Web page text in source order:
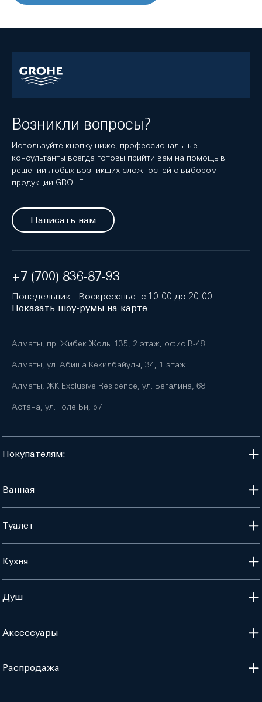
Возникли вопросы?
Используйте кнопку ниже, профессиональные
консультанты всегда готовы прийти вам на помощь в
решении любых возникших сложностей с выбором
продукции GROHE
Написать нам
+7 (700) 836-87-93
Понедельник - Воскресенье: с 10:00 до 20:00
Показать шоу-румы на карте
Алматы, пр. Жибек Жолы 135, 2 этаж, офис B-48
Алматы, ул. Абиша Кекилбайулы, 34, 1 этаж
Алматы, ЖК Exclusive Residence, ул. Бегалина, 68
Астана, ул. Толе Би, 57
Покупателям:
Ванная
Туалет
Кухня
Душ
Аксессуары
Распродажа